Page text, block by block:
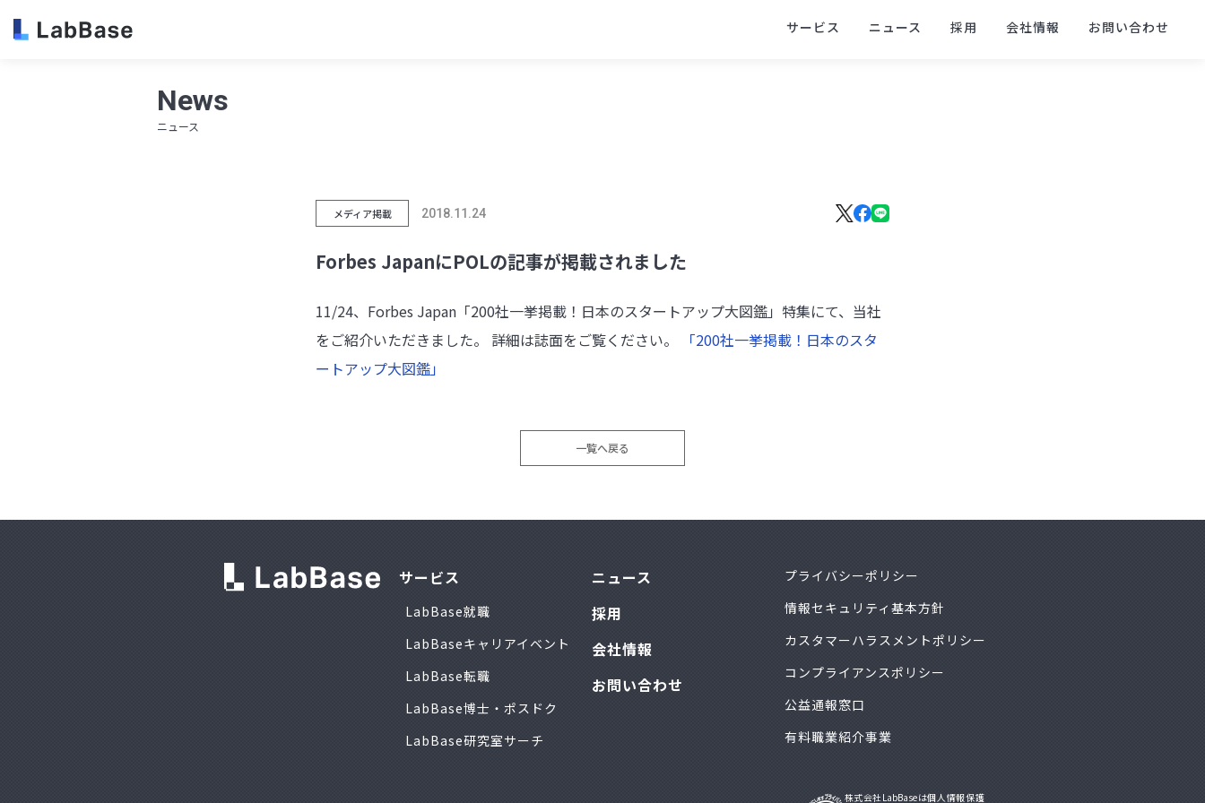
サービス ニュース 採用 会社情報 お問い合わせ
News
ニュース
メディア掲載 2018.11.24
Forbes JapanにPOLの記事が掲載されました
11/24、Forbes Japan「200社一挙掲載！日本のスタートアップ大図鑑」特集にて、当社
をご紹介いただきました。 詳細は誌面をご覧ください。
「200社一挙掲載！日本のスタ
ートアップ大図鑑」
一覧へ戻る
サービス
LabBase就職
LabBaseキャリアイベント
LabBase転職
LabBase博士・ポスドク
LabBase研究室サーチ
ニュース
採用
会社情報
お問い合わせ
プライバシーポリシー
情報セキュリティ基本方針
カスタマーハラスメントポリシー
コンプライアンスポリシー
公益通報窓口
有料職業紹介事業
株式会社LabBaseは個人情報保護